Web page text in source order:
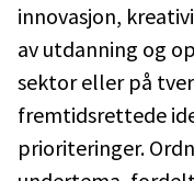
innovasjon,
av utdanning og
sektor eller på
fremtidsrettede
prioriteringer.